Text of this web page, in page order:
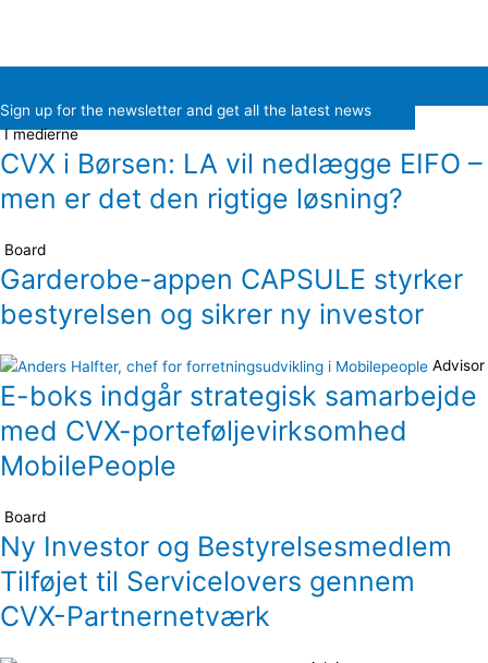
Sign up for the newsletter and get all the latest news
I medierne
CVX i Børsen: LA vil nedlægge EIFO –
men er det den rigtige løsning?
Board
Garderobe-appen CAPSULE styrker
bestyrelsen og sikrer ny investor
Advisor
E-boks indgår strategisk samarbejde
med CVX-porteføljevirksomhed
MobilePeople
Board
Ny Investor og Bestyrelsesmedlem
Tilføjet til Servicelovers gennem
CVX-Partnernetværk